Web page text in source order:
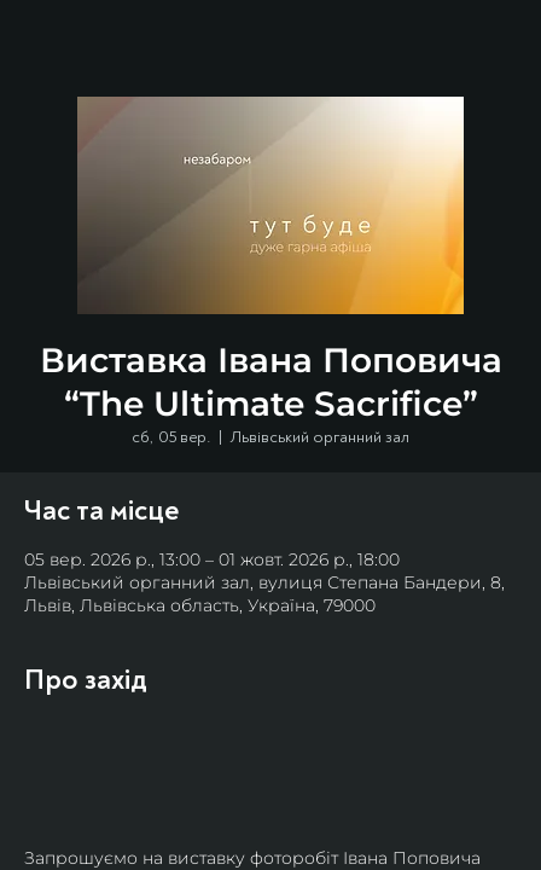
Виставка Івана Поповича
“The Ultimate Sacrifice”
сб, 05 вер.
  |
Львівський органний зал
Час та місце
05 вер. 2026 р., 13:00 – 01 жовт. 2026 р., 18:00
Львівський органний зал, вулиця Степана Бандери, 8,
Львів, Львівська область, Україна, 79000
Про захід
Запрошуємо на виставку фоторобіт Івана Поповича